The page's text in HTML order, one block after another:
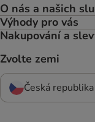
O nás a našich
Výhody pro vás
Nakupování a
Zvolte zemi
Česká